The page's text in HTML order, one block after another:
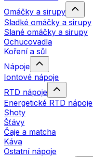
Omáčky a sirupy
Sladké omáčky a sirupy
Slané omáčky a sirupy
Ochucovadla
Koření a sůl
Nápoje
Iontové nápoje
RTD nápoje
Energetické RTD nápoje
Shoty
Šťávy
Čaje a matcha
Káva
Ostatní nápoje